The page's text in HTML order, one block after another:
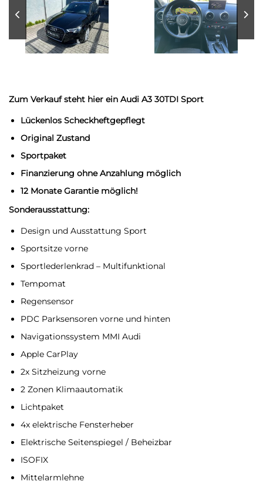
Zum Verkauf steht hier ein Audi A3 30TDI Sport
Lückenlos Scheckheftgepflegt
Original Zustand
Sportpaket
Finanzierung ohne Anzahlung möglich
12 Monate Garantie möglich!
Sonderausstattung:
Design und Ausstattung Sport
Sportsitze vorne
Sportlederlenkrad – Multifunktional
Tempomat
Regensensor
PDC Parksensoren vorne und hinten
Navigationssystem MMI Audi
Apple CarPlay
2x Sitzheizung vorne
2 Zonen Klimaautomatik
Lichtpaket
4x elektrische Fensterheber
Elektrische Seitenspiegel / Beheizbar
ISOFIX
Mittelarmlehne